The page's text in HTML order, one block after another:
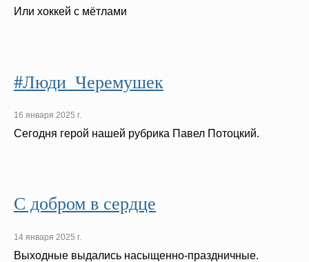
Или хоккей с мётлами
#Люди_Черемушек
16 января 2025 г.
Сегодня герой нашей рубрика Павел Потоцкий.
С добром в сердце
14 января 2025 г.
Выходные выдались насыщенно-праздничные.